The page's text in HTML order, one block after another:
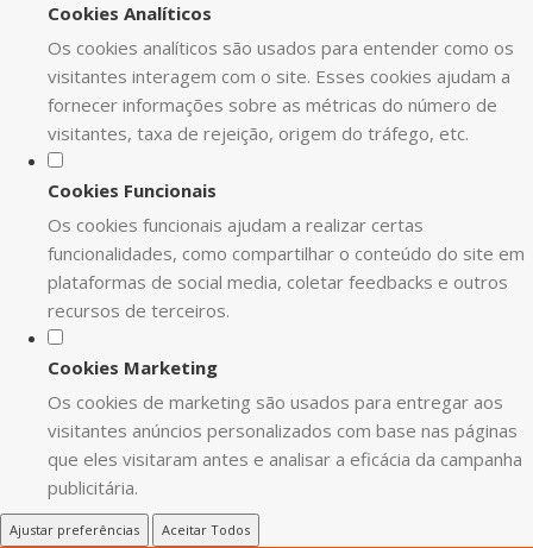
Cookies Analíticos
Os cookies analíticos são usados para entender como os
visitantes interagem com o site. Esses cookies ajudam a
fornecer informações sobre as métricas do número de
visitantes, taxa de rejeição, origem do tráfego, etc.
Cookies Funcionais
Os cookies funcionais ajudam a realizar certas
funcionalidades, como compartilhar o conteúdo do site em
plataformas de social media, coletar feedbacks e outros
recursos de terceiros.
Cookies Marketing
Os cookies de marketing são usados para entregar aos
visitantes anúncios personalizados com base nas páginas
que eles visitaram antes e analisar a eficácia da campanha
publicitária.
Ajustar preferências Aceitar Todos